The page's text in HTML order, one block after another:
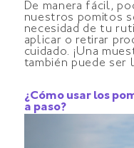
De manera fácil,
nuestros pomitos
necesidad de tu
aplicar o retirar
cuidado. ¡Una
también puede ser
¿Cómo usar los
a paso?